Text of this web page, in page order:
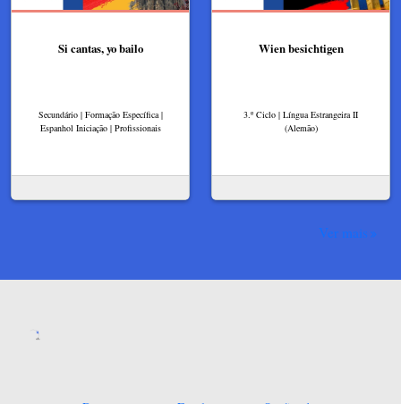
Si cantas, yo bailo
Secundário | Formação Específica |
Espanhol Iniciação | Profissionais
Wien besichtigen
3.º Ciclo | Língua Estrangeira II
(Alemão)
Ver mais